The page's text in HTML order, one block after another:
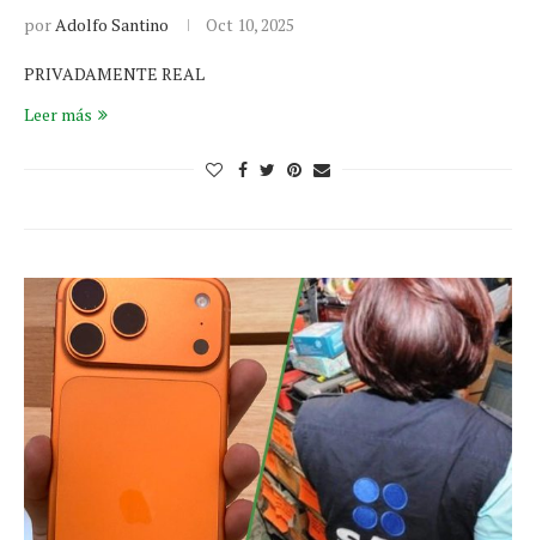
porAdolfo Santino Oct 10, 2025
PRIVADAMENTE REAL
Leer más